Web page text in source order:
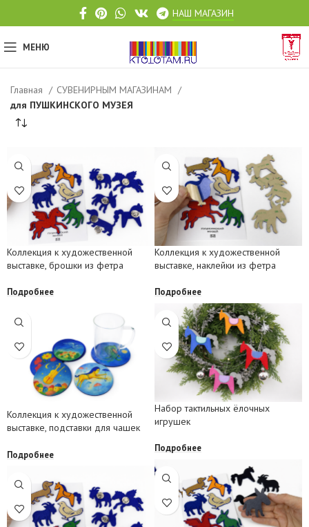
НАШ МАГАЗИН
МЕНЮ
Главная
СУВЕНИРНЫМ МАГАЗИНАМ
для ПУШКИНСКОГО МУЗЕЯ
Коллекция к художественной
выставке, брошки из фетра
Подробнее
Коллекция к художественной
выставке, наклейки из фетра
Подробнее
Коллекция к художественной
выставке, подставки для чашек
Подробнее
Набор тактильных ёлочных
игрушек
Подробнее